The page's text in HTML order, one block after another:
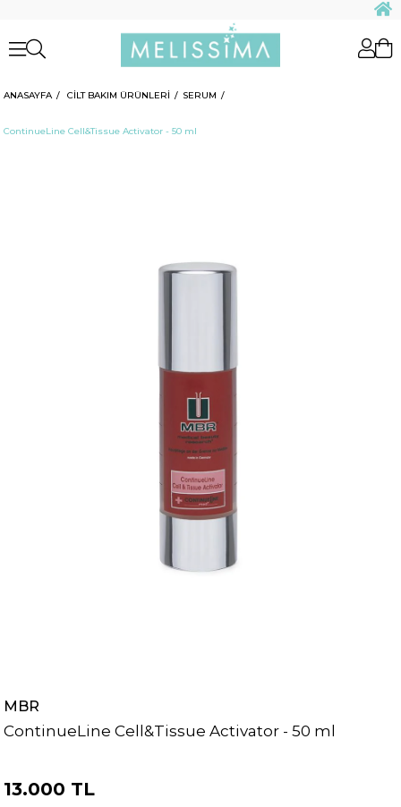
ANASAYFA CİLT BAKIM ÜRÜNLERİ SERUM
ContinueLine Cell&Tissue Activator - 50 ml
ContinueLine Cell&Tissue Activator - 50 ml
MBR
13.000 TL